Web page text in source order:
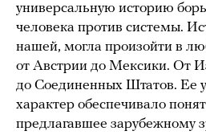
универсальную историю
человека против системы.
нашей, могла произойти в
от Австрии до Мексики. От
до Соединенных Штатов. Ее
характер обеспечивало
предлагавшее зарубежному